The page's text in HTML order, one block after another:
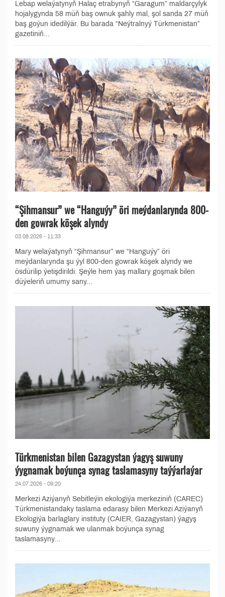
Lebap welaýatynyň Halaç etrabynyň “Garagum” maldarçylyk
hojalygynda 58 müň baş ownuk şahly mal, şol sanda 27 müň
baş goýun idedilýär. Bu barada “Neýtralnyý Türkmenistan”
gazetiniň...
“Şihmansur” we “Hanguýy” öri meýdanlarynda 800-
den gowrak köşek alyndy
03.08.2026 - 11:33
Mary welaýatynyň “Şihmansur” we “Hanguýy” öri
meýdanlarynda şu ýyl 800-den gowrak köşek alyndy we
ösdürilip ýetişdirildi. Şeýle hem ýaş mallary goşmak bilen
düýeleriň umumy sany...
Türkmenistan bilen Gazagystan ýagyş suwuny
ýygnamak boýunça synag taslamasyny taýýarlaýar
24.07.2026 - 09:20
Merkezi Aziýanyň Sebitleýin ekologiýa merkeziniň (CAREC)
Türkmenistandaky taslama edarasy bilen Merkezi Aziýanyň
Ekologiýa barlaglary instituty (CAIER, Gazagystan) ýagyş
suwuny ýygnamak we ulanmak boýunça synag
taslamasyny...